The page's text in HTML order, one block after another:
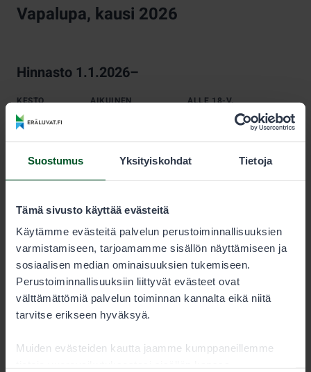
Suostumus Yksityiskohdat Tietoja
Tämä sivusto käyttää evästeitä
Käytämme evästeitä palvelun perustoiminnallisuuksien
varmistamiseen, tarjoamamme sisällön näyttämiseen ja
sosiaalisen median ominaisuuksien tukemiseen.
Perustoiminnallisuuksiin liittyvät evästeet ovat
välttämättömiä palvelun toiminnan kannalta eikä niitä
tarvitse erikseen hyväksyä.
Muiden evästeiden kautta jaamme kumppaneillemme
Vapalupa, kausi 2026
Hinnasto 1.1.2026–
KESTO AIKUINEN ALLE 18-V.
Kausi
Alle 18-vuotias saa vapaluvan puoleen hintaan.
Alle 15-vuotias voi kalastaa samaan seurueeseen
kuuluvan aikuisen vapaluvalla samaan saaliskiintiöön,
jolloin hän ei tarvitse omaa vapalupaa.